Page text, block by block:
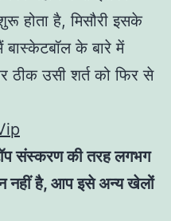
होता है, मिसौरी इसके
के बारे में
उसी शर्त को फिर से
संस्करण की तरह लगभग
है, आप इसे अन्य खेलों